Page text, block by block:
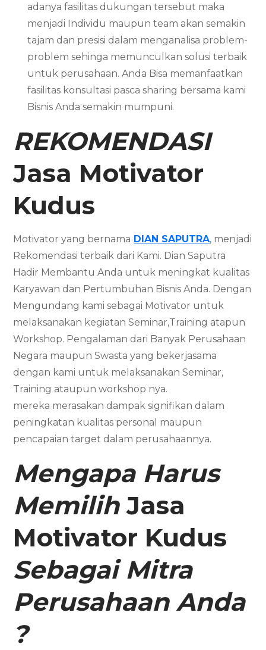
adanya fasilitas dukungan tersebut maka
menjadi Individu maupun team akan semakin
tajam dan presisi dalam menganalisa problem-
problem sehinga memunculkan solusi terbaik
untuk perusahaan. Anda Bisa memanfaatkan
fasilitas konsultasi pasca sharing bersama kami
Bisnis Anda semakin mumpuni.
REKOMENDASI
Jasa Motivator
Kudus
Motivator yang bernama DIAN SAPUTRA, menjadi
Rekomendasi terbaik dari Kami. Dian Saputra
Hadir Membantu Anda untuk meningkat kualitas
Karyawan dan Pertumbuhan Bisnis Anda. Dengan
Mengundang kami sebagai Motivator untuk
melaksanakan kegiatan Seminar,Training atapun
Workshop. Pengalaman dari Banyak Perusahaan
Negara maupun Swasta yang bekerjasama
dengan kami untuk melaksanakan Seminar,
Training ataupun workshop nya.
mereka merasakan dampak signifikan dalam
peningkatan kualitas personal maupun
pencapaian target dalam perusahaannya.
Mengapa Harus
MemilihJasa
Motivator Kudus
Sebagai Mitra
Perusahaan Anda
?